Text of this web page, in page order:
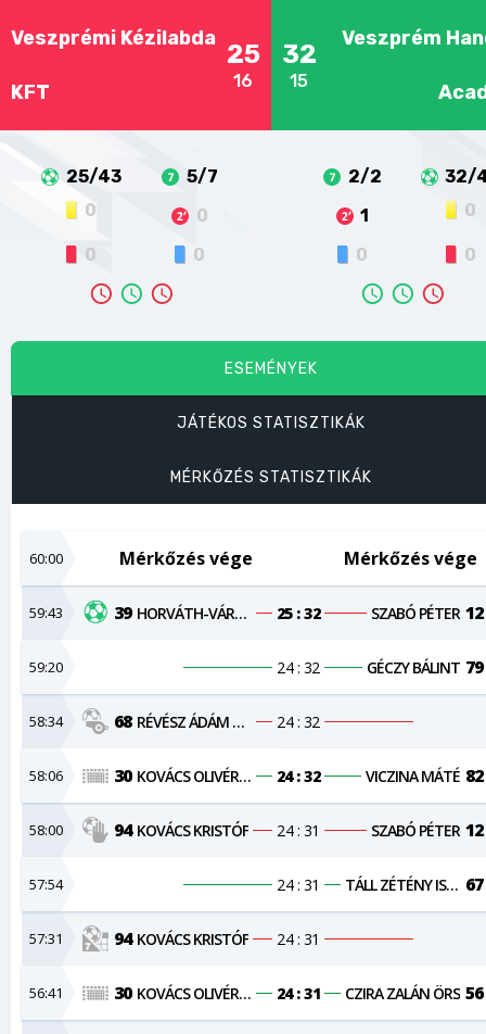
Veszprémi Kézilabda
KFT
25
16
32
15
Veszprém
25/43
5/7
0
0
0
0
32/
2/2
0
1
0
0
ESEMÉNYEK
JÁTÉKOS STATISZTIKÁK
MÉRKŐZÉS STATISZTIKÁK
56:41 30 KOVÁCS OLIVÉR MÁTÉ 24 : 31 CZIRA ZALÁN ÖRS 56
57:31 94 KOVÁCS KRISTÓF 24 : 31
57:54 24 : 31 TÁLL ZÉTÉNY ISTVÁN 67
58:00 94 KOVÁCS KRISTÓF 24 : 31 SZABÓ PÉTER 12
58:06 30 KOVÁCS OLIVÉR MÁTÉ 24 : 32 VICZINA MÁTÉ 82
58:34 68 RÉVÉSZ ÁDÁM VILMOS 24 : 32
59:20 24 : 32 GÉCZY BÁLINT 79
59:43 39 HORVÁTH-VÁRSZEGI ZSOMBOR 25 : 32 SZABÓ PÉTER 12
60:00 Mérkőzés vége Mérkőzés vége